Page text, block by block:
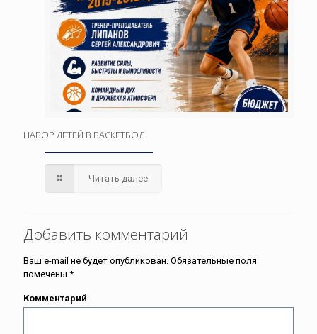
НАБОР ДЕТЕЙ В БАСКЕТБОЛ!
Читать далее
Добавить комментарий
Ваш e-mail не будет опубликован. Обязательные поля
помечены *
Комментарий